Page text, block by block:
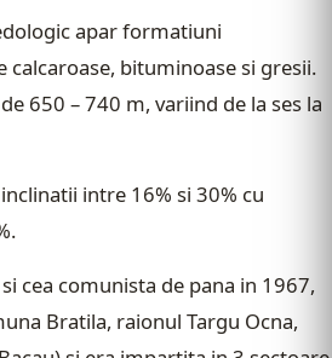
apar formatiuni
calcaroase, bituminoase si gresii.
650 – 740 m, variind de la ses la
intre 16% si 30% cu
cea comunista de pana in 1967,
Bratila, raionul Targu Ocna,